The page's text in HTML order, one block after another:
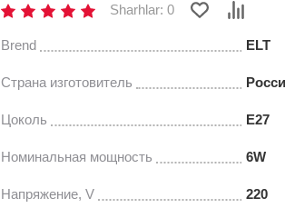
Sharhlar: 0
Brend ELT
Страна изготовитель
Цоколь E27
Номинальная мощность 6W
Напряжение, V 220